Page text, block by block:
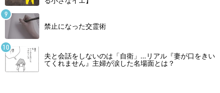
禁止になった交霊術
夫と会話をしないのは「自衛」…リアル『妻が口をきい
てくれません』主婦が涙した名場面とは？